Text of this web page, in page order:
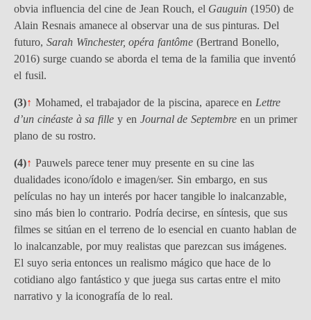
obvia influencia del cine de Jean Rouch, el Gauguin (1950) de
Alain Resnais amanece al observar una de sus pinturas. Del
futuro, Sarah Winchester, opéra fantôme (Bertrand Bonello,
2016) surge cuando se aborda el tema de la familia que inventó
el fusil.
(3)↑ Mohamed, el trabajador de la piscina, aparece en Lettre
d’un cinéaste à sa fille y en Journal de Septembre en un primer
plano de su rostro.
(4)↑ Pauwels parece tener muy presente en su cine las
dualidades icono/ídolo e imagen/ser. Sin embargo, en sus
películas no hay un interés por hacer tangible lo inalcanzable,
sino más bien lo contrario. Podría decirse, en síntesis, que sus
filmes se sitúan en el terreno de lo esencial en cuanto hablan de
lo inalcanzable, por muy realistas que parezcan sus imágenes.
El suyo seria entonces un realismo mágico que hace de lo
cotidiano algo fantástico y que juega sus cartas entre el mito
narrativo y la iconografía de lo real.